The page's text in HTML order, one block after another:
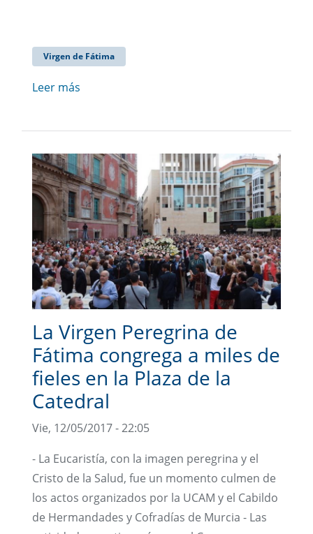
Virgen de Fátima
Leer más
La Virgen Peregrina de
Fátima congrega a miles de
fieles en la Plaza de la
Catedral
Vie, 12/05/2017 - 22:05
- La Eucaristía, con la imagen peregrina y el
Cristo de la Salud, fue un momento culmen de
los actos organizados por la UCAM y el Cabildo
de Hermandades y Cofradías de Murcia - Las